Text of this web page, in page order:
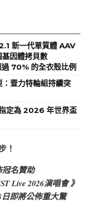
新一代單質體 AAV
因體拷貝數
70% 的全衣殼比例
壹力特輪組持續突
為 2026 年世界盃
！
冠名贊助
Live 2026演唱會 》
即將公佈重大驚